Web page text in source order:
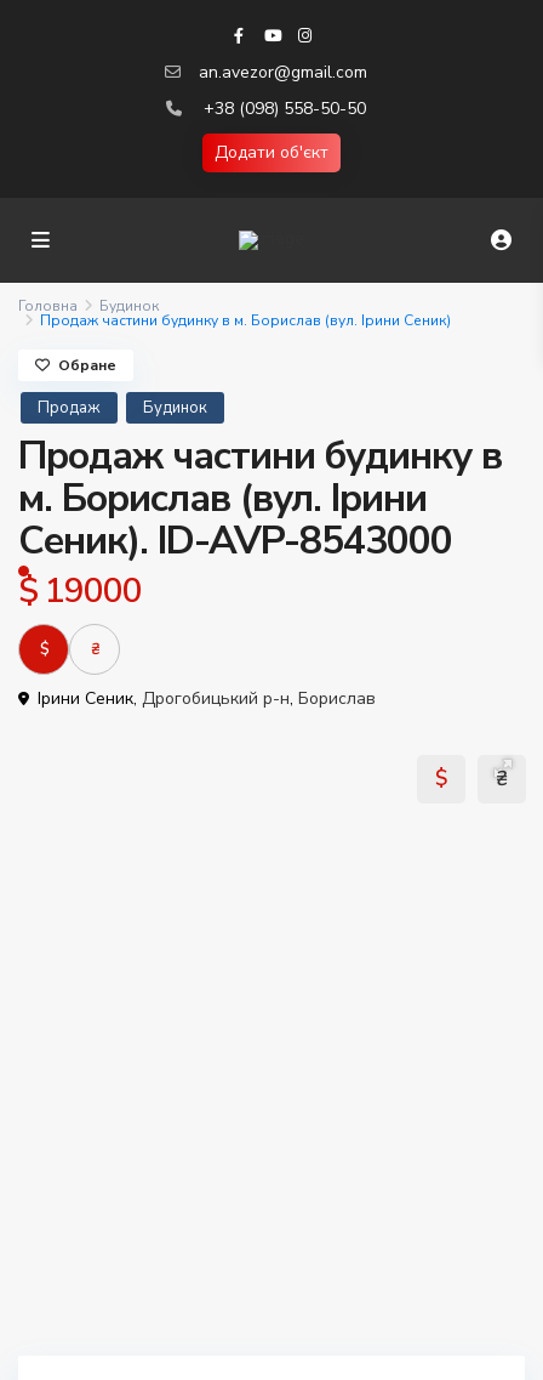
an.avezor@gmail.com
+38 (098) 558-50-50
Додати об'єкт
Головна Будинок
Продаж частини будинку в м. Борислав (вул. Ірини Сеник)
Продаж Будинок
Продаж частини будинку в
м. Борислав (вул. Ірини
Сеник). ID-AVP-8543000
$ 19000
$ ₴
Ірини Сеник, Дрогобицький р-н, Борислав
Обране
$ ₴